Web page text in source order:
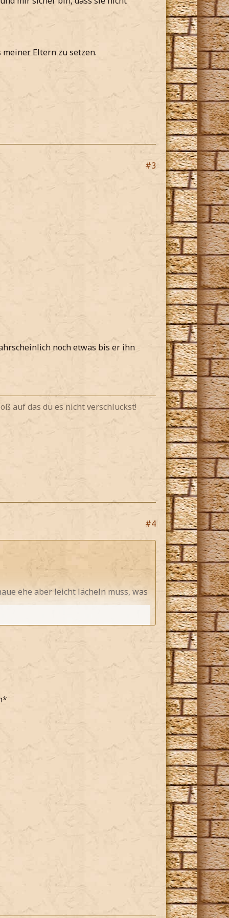
Eltern zu setzen.
#3
noch etwas bis er ihn
auf das du es nicht verschluckst!
#4
ehe aber leicht lächeln muss, was
Gelassenheit verloren hab
hat und mir noch immer nicht klar
Glückwunsch.
zumindest meistens*
Du scheinst zumindest nicht jemand